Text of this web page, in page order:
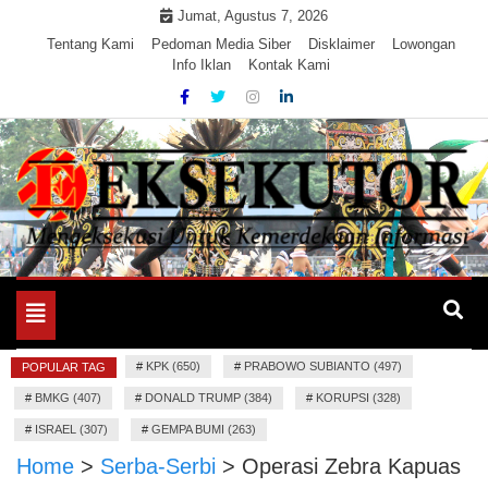
Jumat, Agustus 7, 2026
Tentang Kami
Pedoman Media Siber Disklaimer
Lowongan
Info Iklan
Kontak Kami
EKSEKUTOR
Mengeksekusi Berita Untuk Kemerdekaan dan Keadilan
Toggle
navigation
POPULAR TAG # KPK (650) # PRABOWO SUBIANTO (497)
# BMKG (407) # DONALD TRUMP (384) # KORUPSI (328)
# ISRAEL (307) # GEMPA BUMI (263)
Home > Serba-Serbi > Operasi Zebra Kapuas